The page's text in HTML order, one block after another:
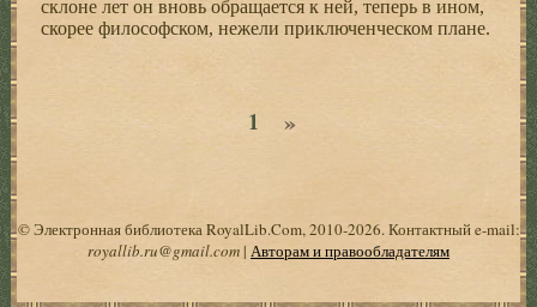
склоне лет он вновь обращается к ней, теперь в ином,
скорее философском, нежели приключенческом плане.
1 »
© Электронная библиотека RoyalLib.Com, 2010-2026. Контактный e-mail:
royallib.ru@gmail.com| Авторам и правообладателям